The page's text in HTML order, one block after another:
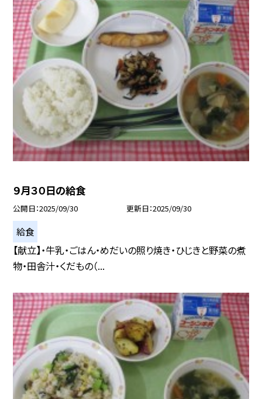
９月３０日の給食
公開日 2025/09/30 更新日 2025/09/30
給食
【献立】・牛乳・ごはん・めだいの照り焼き・ひじきと野菜の煮
物・田舎汁・くだもの（...